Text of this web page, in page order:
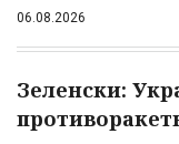
06.08.2026
Зеленски: